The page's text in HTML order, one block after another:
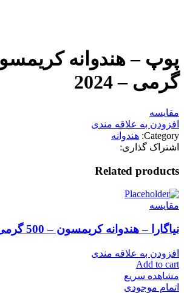
گرمی – 2024
مقایسه
افزودن به علاقه مندی
Category: هندوانه
اشتراک گذاری:
Related products
مقایسه
نیاگارا – هندوانه کریمسون – 500 گرمی – 2020
افزودن به علاقه مندی
Add to cart
مشاهده سریع
اتمام موجودی